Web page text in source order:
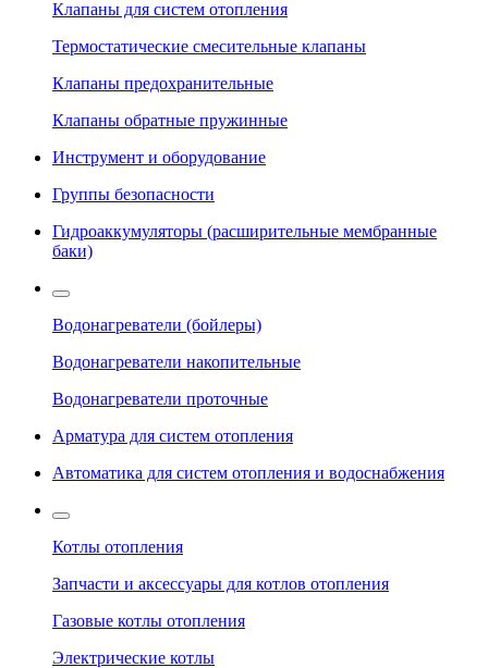
Клапаны для систем отопления
Термостатические смесительные клапаны
Клапаны предохранительные
Клапаны обратные пружинные
Инструмент и оборудование
Группы безопасности
Гидроаккумуляторы (расширительные мембранные
баки)
Водонагреватели (бойлеры)
Водонагреватели накопительные
Водонагреватели проточные
Арматура для систем отопления
Автоматика для систем отопления и водоснабжения
Котлы отопления
Запчасти и аксессуары для котлов отопления
Газовые котлы отопления
Электрические котлы